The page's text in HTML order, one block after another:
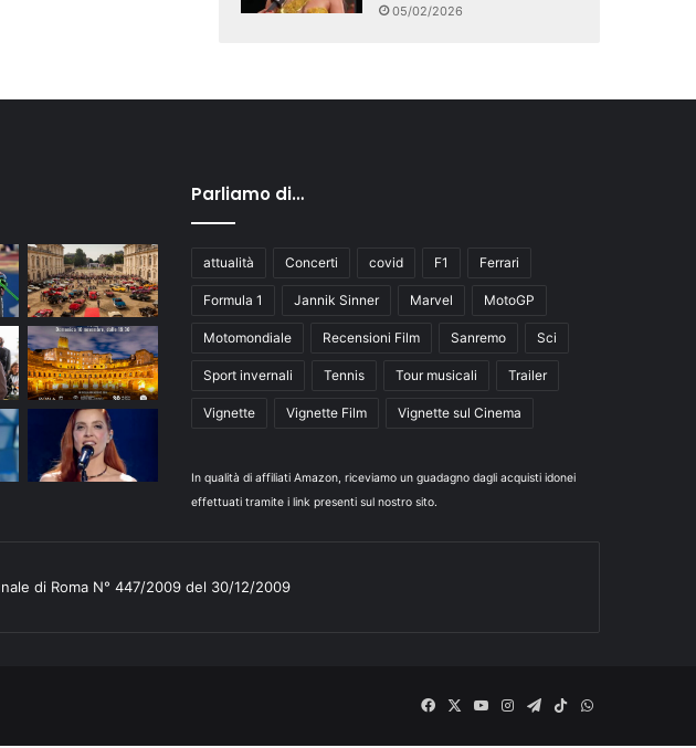
05/02/2026
Parliamo di…
attualità Concerti covid F1 Ferrari
Formula 1 Jannik Sinner Marvel MotoGP
Motomondiale Recensioni Film Sanremo Sci
Sport invernali Tennis Tour musicali Trailer
Vignette Vignette Film Vignette sul Cinema
In qualità di affiliati Amazon, riceviamo un guadagno dagli acquisti idonei
effettuati tramite i link presenti sul nostro sito.
di Roma N° 447/2009 del 30/12/2009
Facebook
X
YouInstagram
Telegram
TikTokWhatsApp